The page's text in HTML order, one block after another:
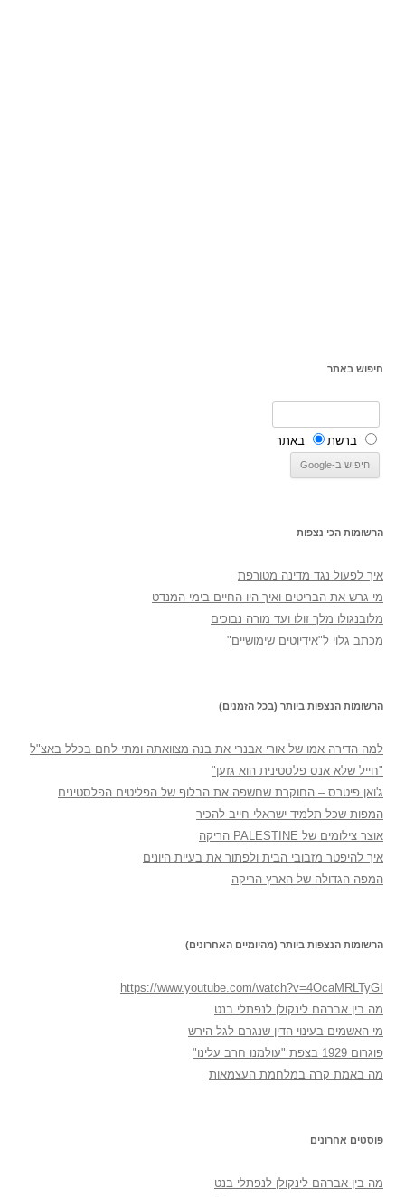
חיפוש באתר
ברשת באתר
הרשומות הכי נצפות
איך לפעול נגד מדינה מטורפת
מי גרש את הבריטים ואיך היו החיים בימי המנדט
מלובנגולו מלך זולו ועד מורה נבוכים
מכתב גלוי ל"אידיוטים שימושיים"
הרשומות הנצפות ביותר (בכל הזמנים)
למה הדירה אמו של אורי אבנרי את בנה מצוואתה ומתי לחם בכלל באצ"ל
"חייל שלא אנס פלסטינית הוא גזען"
ג'ואן פיטרס – החוקרת שחשפה את הבלוף של הפליטים הפלסטינים
המפות שכל תלמיד ישראלי חייב להכיר
אוצר צילומים של PALESTINE הריקה
איך להיפטר מזבובי הבית ולפתור את בעיית היונים
המפה הגדולה של הארץ הריקה
הרשומות הנצפות ביותר (מהיומיים האחרונים)
https://www.youtube.com/watch?v=4OcaMRLTyGI
מה בין אברהם לינקולן לנפתלי בנט
מי האשמים בעינוי הדין שנגרם לגל הירש
פוגרום 1929 בצפת "עולמנו חרב עלינו"
מה באמת קרה במלחמת העצמאות
פוסטים אחרונים
מה בין אברהם לינקולן לנפתלי בנט